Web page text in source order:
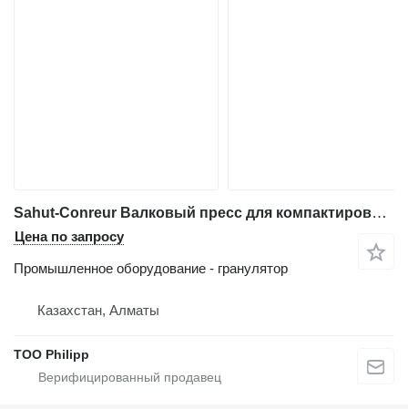
Sahut-Conreur Валковый пресс для компактирования-грануляции удобрений
Цена по запросу
Промышленное оборудование - гранулятор
Казахстан, Алматы
ТОО Philipp